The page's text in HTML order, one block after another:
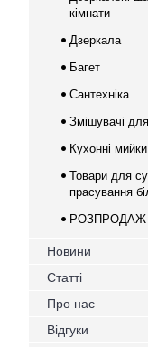
кімнати
Дзеркала
Багет
Сантехніка
Змішувачі
Кухонні мийки
Товари для
прасування
РОЗПРОДАЖ
Новини
Статті
Про нас
Відгуки